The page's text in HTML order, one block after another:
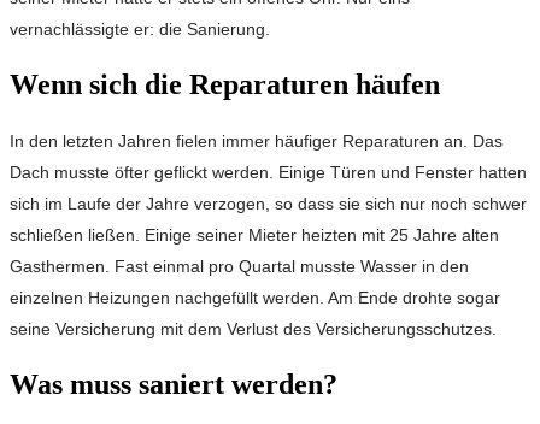
vernachlässigte er: die Sanierung.
Wenn sich die Reparaturen häufen
In den letzten Jahren fielen immer häufiger Reparaturen an. Das
Dach musste öfter geflickt werden. Einige Türen und Fenster hatten
sich im Laufe der Jahre verzogen, so dass sie sich nur noch schwer
schließen ließen. Einige seiner Mieter heizten mit 25 Jahre alten
Gasthermen. Fast einmal pro Quartal musste Wasser in den
einzelnen Heizungen nachgefüllt werden. Am Ende drohte sogar
seine Versicherung mit dem Verlust des Versicherungsschutzes.
Was muss saniert werden?